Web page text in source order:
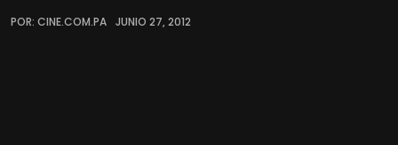
POR: CINE.COM.PA JUNIO 27, 2012